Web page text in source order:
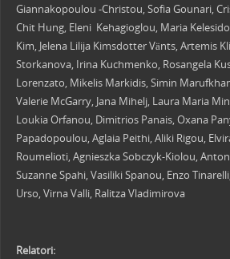
Giannakopoulou -Christou, Sofia Gounari,
Chit Hung, Eleni Kehagioglou, Maria
Kim, Jelena Lilija Kimsdotter Vänts, Artemis
Storkanova, Irina Kuchmenko, Rosangela
Lorenzato, Mikelis Markidis, Simin
Valerie McGarry, Jana Mihelj, Laura Maria
Loukia Orfanou, Dimitrios Panais, Oxana
Papadopoulou, Aglaia Peithi, Aliki Rigou,
Roumelioti, Agnieszka Sobczyk-Kiolou,
Suzanne Spahi, Vasiliki Spanou, Enzo
Urso, Virna Valli, Ralitza Vladimirova
Relatori: